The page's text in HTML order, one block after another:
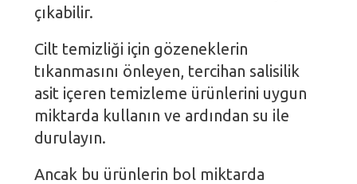
çıkabilir.
Cilt temizliği için gözeneklerin
tıkanmasını önleyen, tercihan salisilik
asit içeren temizleme ürünlerini uygun
miktarda kullanın ve ardından su ile
durulayın.
Ancak bu ürünlerin bol miktarda